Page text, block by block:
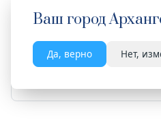
Ваш город
Да, верно Нет,
Весь сайт